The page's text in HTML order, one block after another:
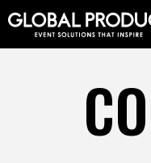
CONTACT